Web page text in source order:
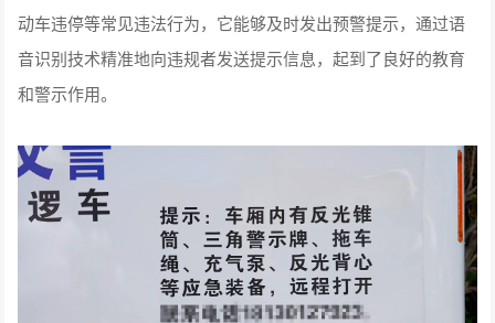
动车违停等常见违法行为，它能够及时发出预警提示，通过语
音识别技术精准地向违规者发送提示信息，起到了良好的教育
和警示作用。